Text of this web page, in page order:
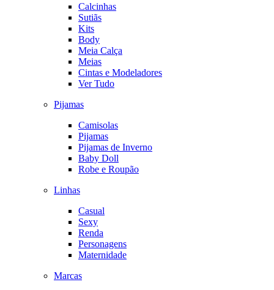
Calcinhas
Sutiãs
Kits
Body
Meia Calça
Meias
Cintas e Modeladores
Ver Tudo
Pijamas
Camisolas
Pijamas
Pijamas de Inverno
Baby Doll
Robe e Roupão
Linhas
Casual
Sexy
Renda
Personagens
Maternidade
Marcas